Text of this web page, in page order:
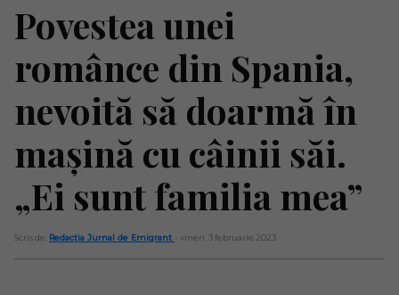
Povestea unei
românce din Spania,
nevoită să doarmă în
mașină cu câinii săi.
„Ei sunt familia mea”
Scris de: Redacția Jurnal de Emigrant - vineri, 3 februarie 2023